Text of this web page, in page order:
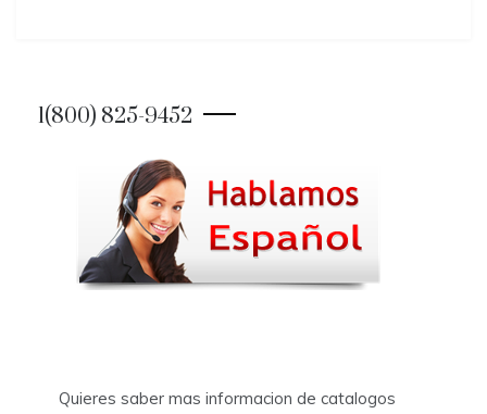
1(800) 825-9452
Quieres saber mas informacion de catalogos